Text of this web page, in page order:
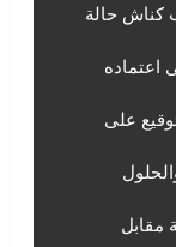
كناش حالة
اعتماده
على
مقابل